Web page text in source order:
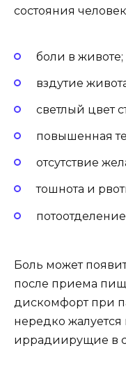
состояния
боли в животе;
вздутие
светлый цвет
повышенная
отсутствие
тошнота и
Боль может
после приема
дискомфорт при
нередко
иррадиирущие в